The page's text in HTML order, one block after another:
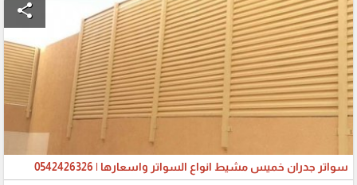
share
سواتر جدران خميس مشيط انواع السواتر واسعارها | 0542426326